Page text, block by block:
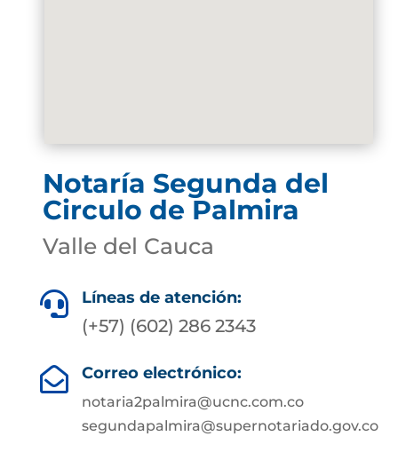
Notaría Segunda del
Circulo de Palmira
Valle del Cauca
 Líneas de atención:
(+57) (602) 286 2343
 Correo electrónico:
notaria2palmira@ucnc.com.co
segundapalmira@supernotariado.gov.co